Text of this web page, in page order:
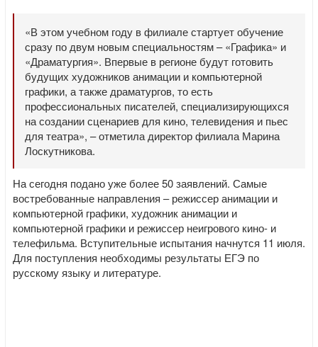
«В этом учебном году в филиале стартует обучение
сразу по двум новым специальностям – «Графика» и
«Драматургия». Впервые в регионе будут готовить
будущих художников анимации и компьютерной
графики, а также драматургов, то есть
профессиональных писателей, специализирующихся
на создании сценариев для кино, телевидения и пьес
для театра», – отметила директор филиала Марина
Лоскутникова.
На сегодня подано уже более 50 заявлений. Самые
востребованные направления – режиссер анимации и
компьютерной графики, художник анимации и
компьютерной графики и режиссер неигрового кино- и
телефильма. Вступительные испытания начнутся 11 июля.
Для поступления необходимы результаты ЕГЭ по
русскому языку и литературе.